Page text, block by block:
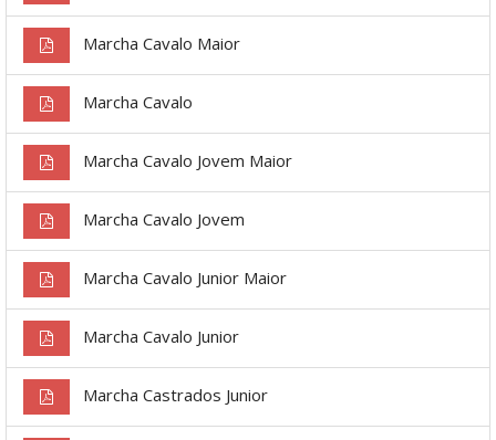
Marcha Cavalo Maior
Marcha Cavalo
Marcha Cavalo Jovem Maior
Marcha Cavalo Jovem
Marcha Cavalo Junior Maior
Marcha Cavalo Junior
Marcha Castrados Junior